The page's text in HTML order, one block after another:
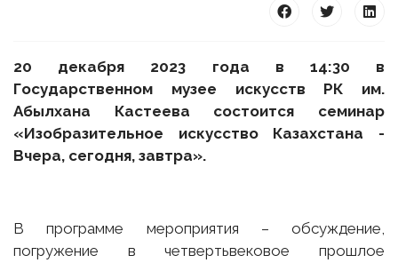
20 декабря 2023 года в 14:30 в
Государственном музее искусств РК им.
Абылхана Кастеева состоится семинар
«Изобразительное искусство Казахстана -
Вчера, сегодня, завтра».
В программе мероприятия – обсуждение,
погружение в четвертьвековое прошлое